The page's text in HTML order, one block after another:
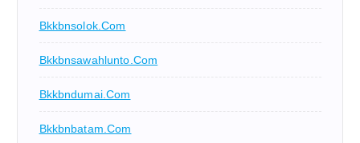
Bkkbnsolok.com
Bkkbnsawahlunto.com
Bkkbndumai.com
Bkkbnbatam.com